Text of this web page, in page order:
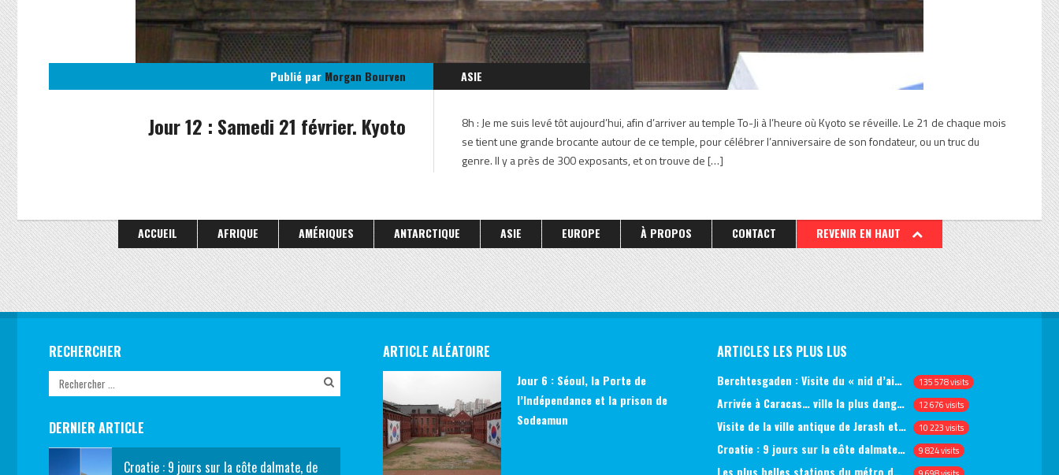
Publié par Morgan Bourven
ASIE
JAPON FÉVRIER 2009
Jour 12 : Samedi 21 février. Kyoto
8h : Je me suis levé tôt aujourd’hui, afin d’arriver au temple To-Ji à l’heure où Kyoto se réveille. Le 21 de chaque mois
se tient une grande brocante autour de ce temple, pour célébrer l’anniversaire de son fondateur, ou un truc du
genre. Il y a près de 300 exposants, et on trouve de […]
ACCUEIL AFRIQUE AMÉRIQUES ANTARCTIQUE ASIE EUROPE À PROPOS CONTACT REVENIR EN HAUT
RECHERCHER
DERNIER ARTICLE
Croatie : 9 jours sur la côte dalmate, de
ARTICLE ALÉATOIRE
Jour 6 : Séoul, la Porte de
l’Indépendance et la prison de
Sodeamun
ARTICLES LES PLUS LUS
Berchtesgaden : Visite du « nid d’aigle » et des bunkers d’Hitler 135 578 visits
Arrivée à Caracas… ville la plus dangereuse du monde (jour 1) 12 676 visits
Visite de la ville antique de Jerash et du château d’Ajlun (jour 1) 10 223 visits
Croatie : 9 jours sur la côte dalmate, de Split à Dubrovnik, en passant par Hvar et Mjlet 9 824 visits
Les plus belles stations du métro de Saint-Pétersbourg